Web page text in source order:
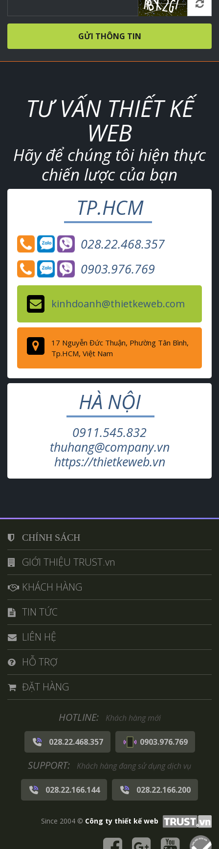
GỬI THÔNG TIN
TƯ VẤN THIẾT KẾ
WEB
Hãy để chúng tôi hiện thực
chiến lược của bạn
TP.HCM
028.22.468.357
0903.976.769
kinhdoanh@thietkeweb.com
17 Nguyễn Đức Thuận, Phường Tân Bình,
Tp.HCM, Việt Nam
HÀ NỘI
0911.545.832
thuhang@company.vn
https://thietkeweb.vn
CHÍNH SÁCH
GIỚI THIỆU TRUST.vn
KHÁCH HÀNG
TIN TỨC
LIÊN HỆ
HỖ TRỢ
ĐẶT HÀNG
HOTLINE: Khách hàng mới
028.22.468.357 0903.976.769
SUPPORT: Khách hàng đang sử dụng dịch vụ
028.22.166.144 028.22.166.200
Since 2004 © Công ty thiết kế web